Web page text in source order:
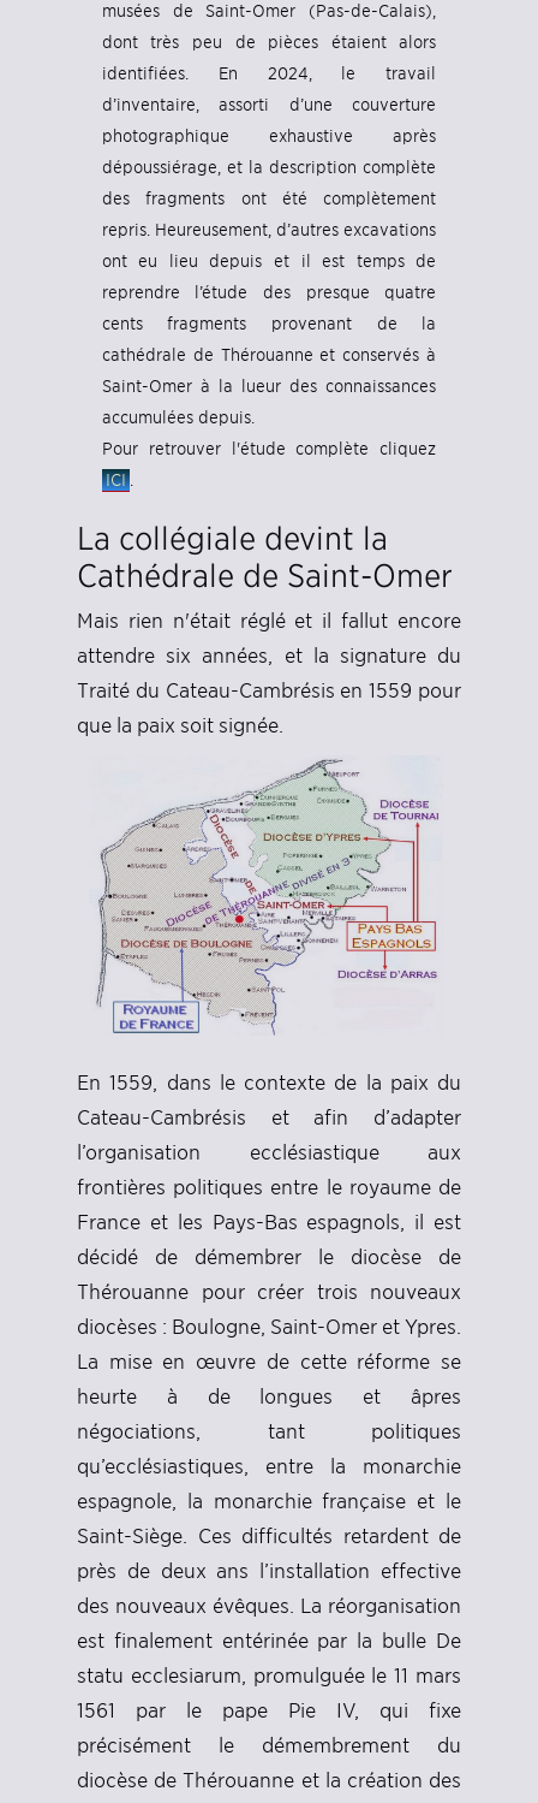
musées de Saint-Omer (Pas-de-Calais),
dont très peu de pièces étaient alors
identifiées. En 2024, le travail
d’inventaire, assorti d’une couverture
photographique exhaustive après
dépoussiérage, et la description complète
des fragments ont été complètement
repris. Heureusement, d’autres excavations
ont eu lieu depuis et il est temps de
reprendre l’étude des presque quatre
cents fragments provenant de la
cathédrale de Thérouanne et conservés à
Saint-Omer à la lueur des connaissances
accumulées depuis.
Pour retrouver l'étude complète cliquez
ICI.
La collégiale devint la
Cathédrale de Saint-Omer
Mais rien n'était réglé et il fallut encore
attendre six années, et la signature du
Traité du Cateau-Cambrésis en 1559 pour
que la paix soit signée.
En 1559, dans le contexte de la paix du
Cateau-Cambrésis et afin d’adapter
l’organisation ecclésiastique aux
frontières politiques entre le royaume de
France et les Pays-Bas espagnols, il est
décidé de démembrer le diocèse de
Thérouanne pour créer trois nouveaux
diocèses : Boulogne, Saint-Omer et Ypres.
La mise en œuvre de cette réforme se
heurte à de longues et âpres
négociations, tant politiques
qu’ecclésiastiques, entre la monarchie
espagnole, la monarchie française et le
Saint-Siège. Ces difficultés retardent de
près de deux ans l’installation effective
des nouveaux évêques. La réorganisation
est finalement entérinée par la bulle De
statu ecclesiarum, promulguée le 11 mars
1561 par le pape Pie IV, qui fixe
précisément le démembrement du
diocèse de Thérouanne et la création des